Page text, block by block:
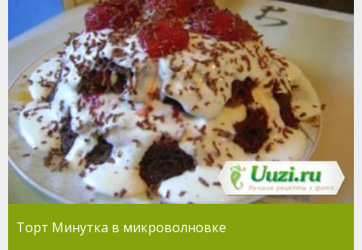
Торт Минутка в микроволновке